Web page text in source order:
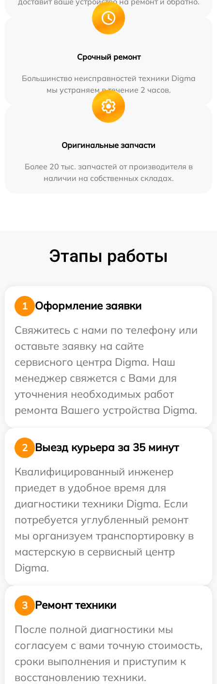
Срочный ремонт
Большинство неисправностей техники Digma
мы устраняем в течение 2 часов.
Оригинальные запчасти
Более 20 тыс. запчастей от производителя в
наличии на собственных складах.
Этапы работы
1
Оформление заявки
Свяжитесь с нами по телефону или
оставьте заявку на сайте
сервисного центра Digma. Наш
менеджер свяжется с Вами для
уточнения необходимых работ
ремонта Вашего устройства Digma.
2
Выезд курьера за 35 минут
Квалифицированный инженер
приедет в удобное время для
диагностики техники Digma. Если
потребуется углубленный ремонт
мы организуем транспортировку в
мастерскую в сервисный центр
Digma.
3
Ремонт техники
После полной диагностики мы
согласуем с вами точную стоимость,
сроки выполнения и приступим к
восстановлению техники.